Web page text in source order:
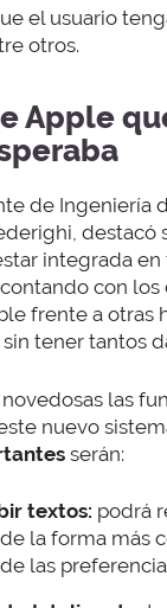
el usuario
otros.
Apple
de Ingeniería
destacó
integrada en
con
frente a otras
tener tantos
las
nuevo
serán:
textos: podrá
la forma más
las